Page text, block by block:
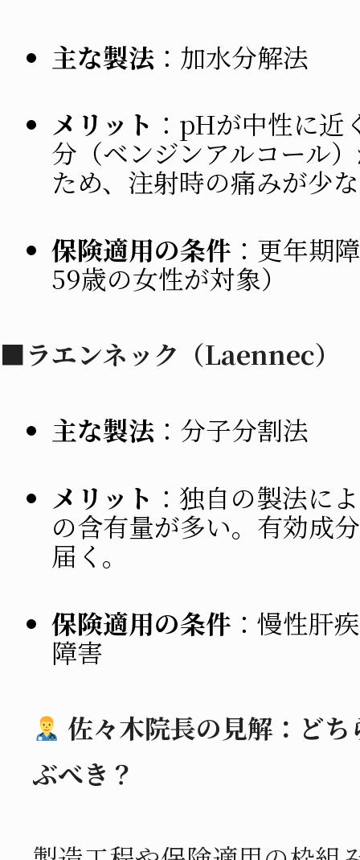
主な製法：加水分解法
メリット ：pHが中性に近
分（ベンジンアルコール
ため、注射時の痛みが少
保険適用の条件 ：更年期
59歳の女性が対象）
■ラエンネック（Laennec）
主な製法：分子分割法
メリット ：独自の製法に
の含有量が多い。有効成
届く。
保険適用の条件 ：慢性肝
障害
佐々木院長の見解：ど
ぶべき？